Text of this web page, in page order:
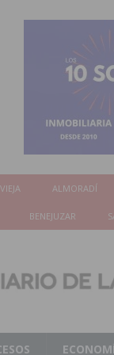
ALMORADÍ
BENEJUZAR